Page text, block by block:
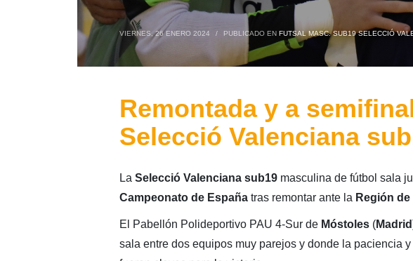
VIERNES, 26 ENERO 2024 / PUBLICADO EN FUTSAL MASC. SUB19 SELECCIÓ
Remontada y a
Selecció Valenciana
La Selecció Valenciana sub19 masculina de fútbol sala
Campeonato de Españatras remontar ante la Región
El Pabellón Polideportivo PAU 4-Sur de Móstoles(Madrid
sala entre dos equipos muy parejos y donde la paciencia